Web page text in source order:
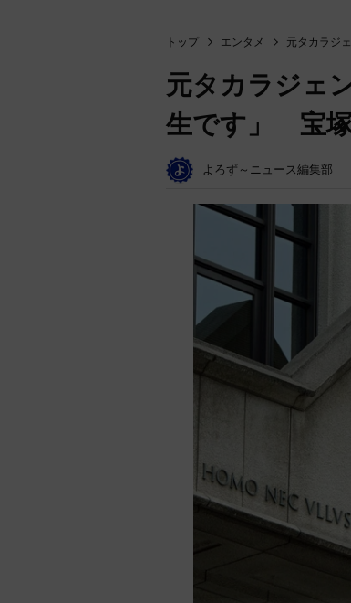
トップ エンタメ 元タカラジ
元タカラジェ
生です」 宝塚
よろず～ニュース編集部